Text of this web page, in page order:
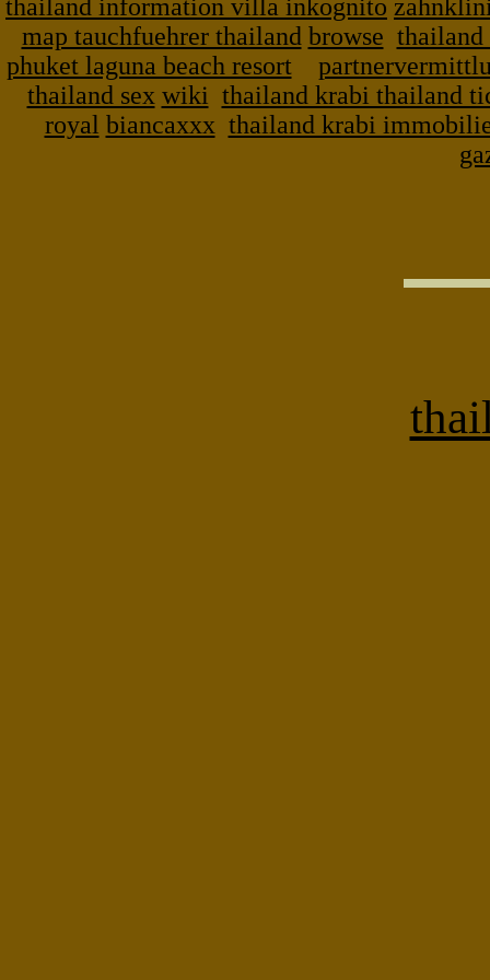
thailand information villa inkognito
map tauchfuehrer thailand browse thailand
phuket laguna beach resort
thailand sex wiki thailand krabi thailand
royal biancaxxx thailand krabi